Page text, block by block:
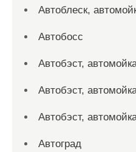
Автоблеск,
Автобосс
Автобэст,
Автобэст,
Автобэст,
Автоград